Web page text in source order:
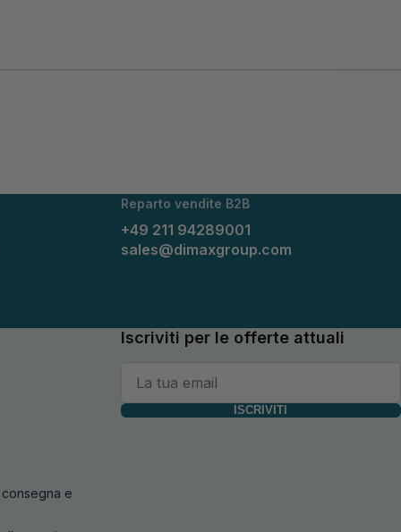
Reparto vendite B2B
+49 211 94289001
sales@dimaxgroup.com
e
Iscriviti per le offerte attuali
ISCRIVITI